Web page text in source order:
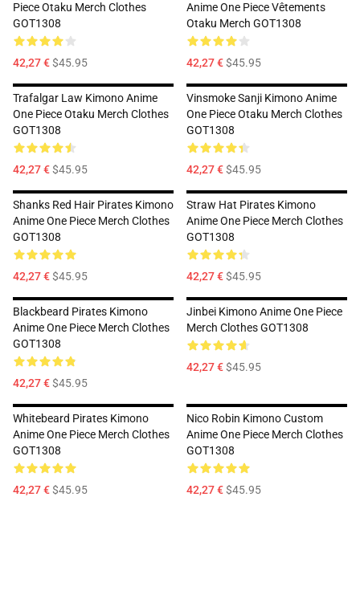
Piece Otaku Merch Clothes
GOT1308
42,27 €$45.95
Anime One Piece Vêtements
Otaku Merch GOT1308
42,27 €$45.95
Trafalgar Law Kimono Anime
One Piece Otaku Merch Clothes
GOT1308
42,27 €$45.95
Vinsmoke Sanji Kimono Anime
One Piece Otaku Merch Clothes
GOT1308
42,27 €$45.95
Shanks Red Hair Pirates Kimono
Anime One Piece Merch Clothes
GOT1308
42,27 €$45.95
Straw Hat Pirates Kimono
Anime One Piece Merch Clothes
GOT1308
42,27 €$45.95
Blackbeard Pirates Kimono
Anime One Piece Merch Clothes
GOT1308
42,27 €$45.95
Jinbei Kimono Anime One Piece
Merch Clothes GOT1308
42,27 €$45.95
Whitebeard Pirates Kimono
Anime One Piece Merch Clothes
GOT1308
42,27 €$45.95
Nico Robin Kimono Custom
Anime One Piece Merch Clothes
GOT1308
42,27 €$45.95